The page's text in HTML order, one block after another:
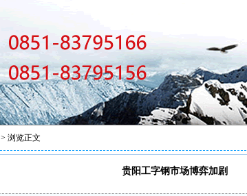
> 浏览正文
贵阳工字钢市场博弈加剧